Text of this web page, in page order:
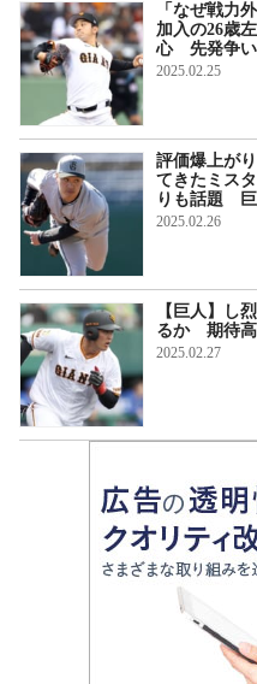
「なぜ戦力
加入の26歳
心 先発争い
2025.02.25
評価爆上が
てきたミス
りも話題 巨
2025.02.26
【巨人】し
るか 期待高
2025.02.27